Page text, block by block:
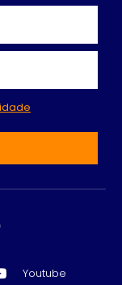
Youtube